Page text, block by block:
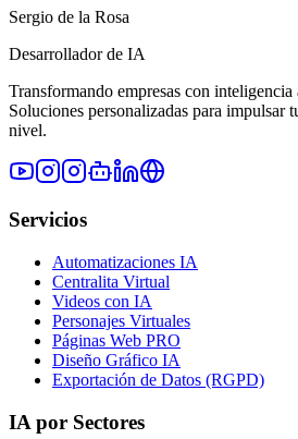
Sergio de la Rosa
Desarrollador de IA
Transformando empresas con
Soluciones personalizadas para impulsar
nivel.
Servicios
Automatizaciones IA
Centralita Virtual
Videos con IA
Personajes Virtuales
Páginas Web PRO
Diseño Gráfico IA
Exportación de Datos (RGPD)
IA por Sectores